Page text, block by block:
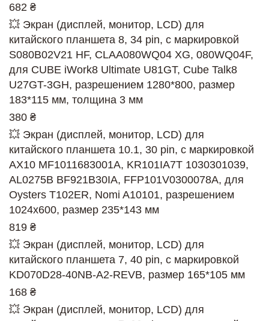
682 ₴
💥 Экран (дисплей, монитор, LCD) для
китайского планшета 8, 34 pin, с маркировкой
S080B02V21 HF, CLAA080WQ04 XG, 080WQ04F,
для CUBE iWork8 Ultimate U81GT, Cube Talk8
U27GT-3GH, разрешением 1280*800, размер
183*115 мм, толщина 3 мм
380 ₴
💥 Экран (дисплей, монитор, LCD) для
китайского планшета 10.1, 30 pin, с маркировкой
AX10 MF1011683001A, KR101IA7T 1030301039,
AL0275B BF921B30IA, FFP101V0300078A, для
Oysters T102ER, Nomi A10101, разрешением
1024x600, размер 235*143 мм
819 ₴
💥 Экран (дисплей, монитор, LCD) для
китайского планшета 7, 40 pin, с маркировкой
KD070D28-40NB-A2-REVB, размер 165*105 мм
168 ₴
💥 Экран (дисплей, монитор, LCD) для